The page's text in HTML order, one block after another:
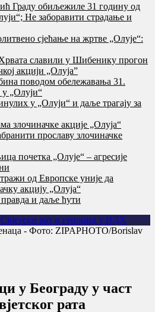
Граду обиљежиле 31 годину од
Не заборавити страдање и
сјећање на жртве „Олује“:
славили у Шибенику прогон
акцији „Олуја”
поводом обележавања 31.
„Олуји“
у „Олуји“ и даље трагају за
злочиначке акције „Олуја“
прославу злочиначке
почетка „Олује“ – агресије
од Европске уније да
акцију „Олуја“
и даље ћути
рат и геноцид у НДХ
у Београду у част
рата